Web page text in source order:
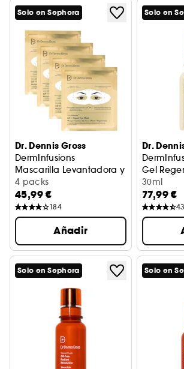
Solo en Sephora
Dr. Dennis Gross
DermInfusions
Mascarilla Levantadora y
4 packs
45,99 €
184
Añadir
Solo en
Dr.
Gel
30ml
77,99 €
Solo en Sephora Solo en